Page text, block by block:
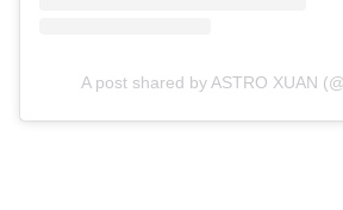
A post shared by ASTRO XUAN